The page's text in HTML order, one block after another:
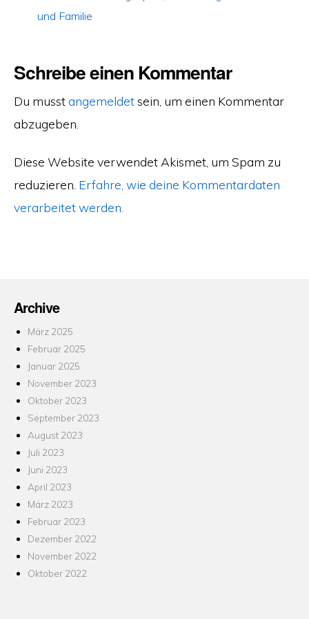
und Familie
Schreibe einen Kommentar
Du musstangemeldetsein, um einen Kommentar
abzugeben.
Diese Website verwendet Akismet, um Spam zu
reduzieren. Erfahre, wie deine Kommentardaten
verarbeitet werden.
Archive
März 2025
Februar 2025
Januar 2025
November 2023
Oktober 2023
September 2023
August 2023
Juli 2023
Juni 2023
April 2023
März 2023
Februar 2023
Dezember 2022
November 2022
Oktober 2022